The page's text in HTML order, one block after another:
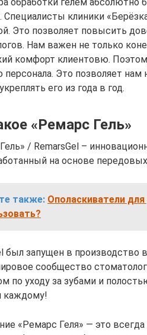
Специалисты клиники
Это позволяет повысить
Нам важен не только
комфорт клиентовю.
персонала. Это позволяет
его из года в год.
«Ремарс Гель»
/ RemarsGel –
на основе
также: Ополаскиватели
был запущен в производство
сообщество
по уходу за зубами и
каждому!
«Ремарс Геля» — это всегда